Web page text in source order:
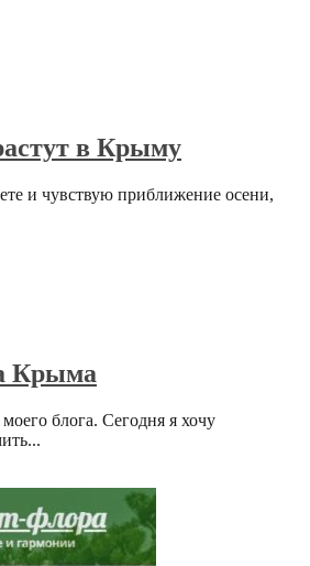
в Крыму
и чувствую приближение осени,
Крыма
блога. Сегодня я хочу